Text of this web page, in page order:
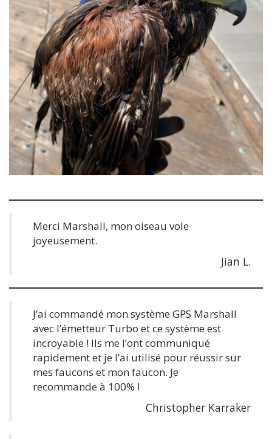
Merci Marshall, mon oiseau vole
joyeusement.
Jian L.
J’ai commandé mon système GPS Marshall
avec l’émetteur Turbo et ce système est
incroyable ! Ils me l’ont communiqué
rapidement et je l’ai utilisé pour réussir sur
mes faucons et mon faucon. Je
recommande à 100% !
Christopher Karraker